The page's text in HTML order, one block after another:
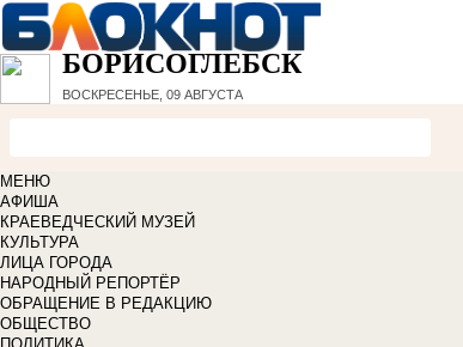
БОРИСОГЛЕБСК
ВОСКРЕСЕНЬЕ, 09 АВГУСТА
МЕНЮ
АФИША
КРАЕВЕДЧЕСКИЙ МУЗЕЙ
КУЛЬТУРА
ЛИЦА ГОРОДА
НАРОДНЫЙ РЕПОРТЁР
ОБРАЩЕНИЕ В РЕДАКЦИЮ
ОБЩЕСТВО